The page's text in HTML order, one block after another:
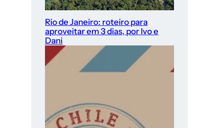
Rio de Janeiro: roteiro para
aproveitar em 3 dias, por Ivo e
Dani